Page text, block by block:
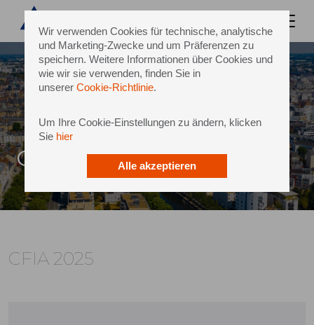
Wir verwenden Cookies für technische, analytische
und Marketing-Zwecke und um Präferenzen zu
speichern. Weitere Informationen über Cookies und
wie wir sie verwenden, finden Sie in
unserer Cookie-Richtlinie.
Um Ihre Cookie-Einstellungen zu ändern, klicken
Sie hier
Alle akzeptieren
CFIA 2025
CFIA 2025